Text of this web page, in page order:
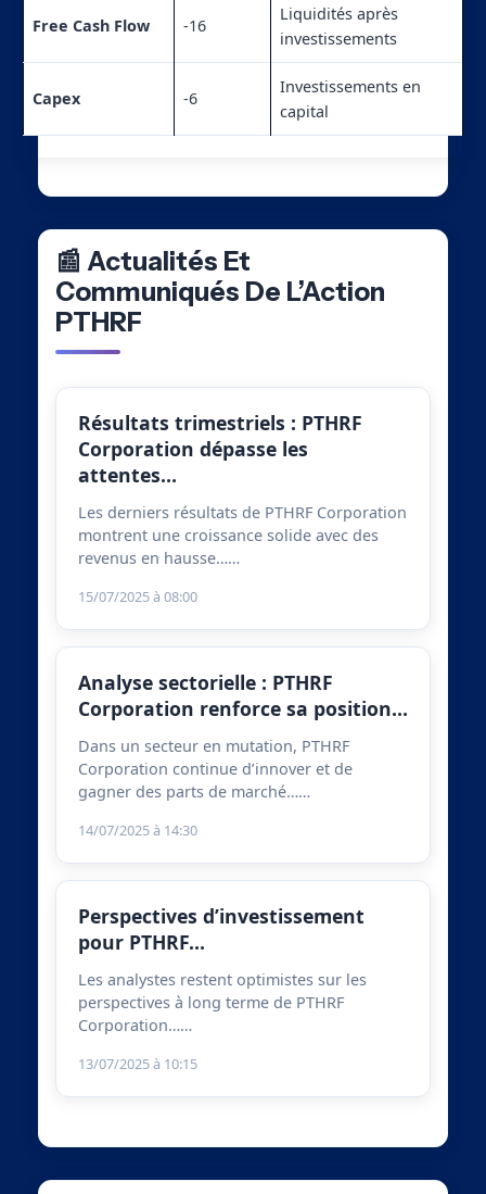
Free Cash Flow -16
Liquidités après
investissements
Capex -6
Investissements en
capital
📰 Actualités Et
Communiqués De L’Action
PTHRF
Résultats trimestriels : PTHRF
Corporation dépasse les
attentes…
Les derniers résultats de PTHRF Corporation
montrent une croissance solide avec des
revenus en hausse……
15/07/2025 à 08:00
Analyse sectorielle : PTHRF
Corporation renforce sa position…
Dans un secteur en mutation, PTHRF
Corporation continue d’innover et de
gagner des parts de marché……
14/07/2025 à 14:30
Perspectives d’investissement
pour PTHRF…
Les analystes restent optimistes sur les
perspectives à long terme de PTHRF
Corporation……
13/07/2025 à 10:15